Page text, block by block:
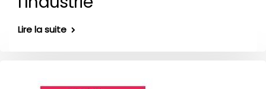
Lire la suite